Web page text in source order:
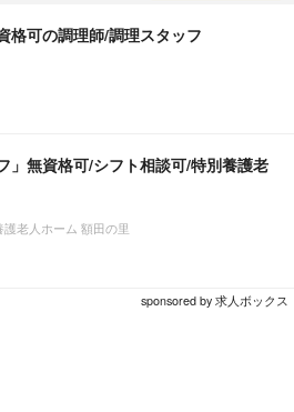
格可の調理師/調理スタッフ
」無資格可/シフト相談可/特別養護老
老人ホーム 額田の里
sponsored by 求人ボックス